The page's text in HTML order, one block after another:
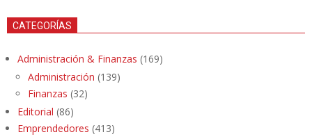
CATEGORÍAS
Administración & Finanzas (169)
Administración (139)
Finanzas (32)
Editorial (86)
Emprendedores (413)